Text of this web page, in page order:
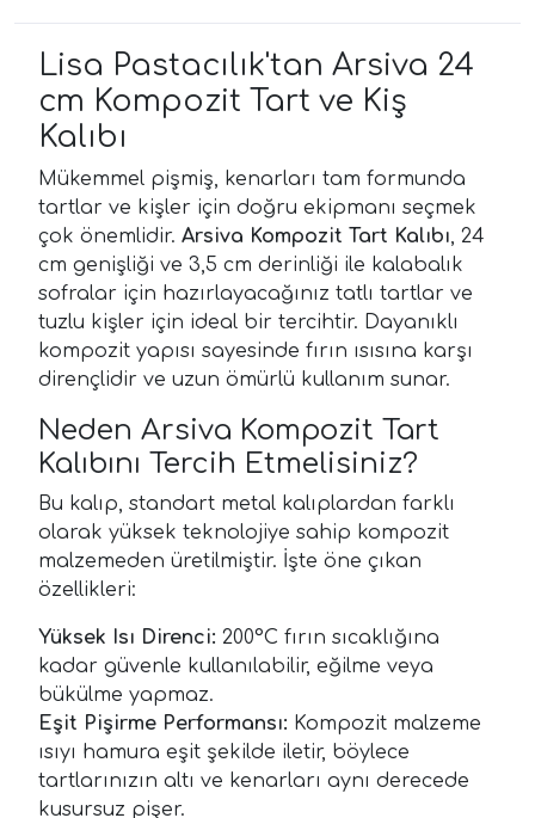
Lisa Pastacılık'tan Arsiva 24
cm Kompozit Tart ve Kiş
Kalıbı
Mükemmel pişmiş, kenarları tam formunda
tartlar ve kişler için doğru ekipmanı seçmek
çok önemlidir. Arsiva Kompozit Tart Kalıbı, 24
cm genişliği ve 3,5 cm derinliği ile kalabalık
sofralar için hazırlayacağınız tatlı tartlar ve
tuzlu kişler için ideal bir tercihtir. Dayanıklı
kompozit yapısı sayesinde fırın ısısına karşı
dirençlidir ve uzun ömürlü kullanım sunar.
Neden Arsiva Kompozit Tart
Kalıbını Tercih Etmelisiniz?
Bu kalıp, standart metal kalıplardan farklı
olarak yüksek teknolojiye sahip kompozit
malzemeden üretilmiştir. İşte öne çıkan
özellikleri:
Yüksek Isı Direnci: 200°C fırın sıcaklığına
kadar güvenle kullanılabilir, eğilme veya
bükülme yapmaz.
Eşit Pişirme Performansı: Kompozit malzeme
ısıyı hamura eşit şekilde iletir, böylece
tartlarınızın altı ve kenarları aynı derecede
kusursuz pişer.